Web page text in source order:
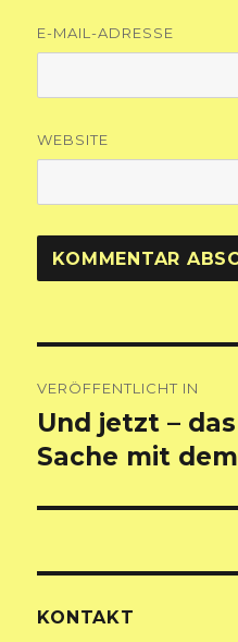
E-MAIL-ADRESSE
WEBSITE
VERÖFFENTLICHT IN
Und jetzt –
Sache mit
KONTAKT